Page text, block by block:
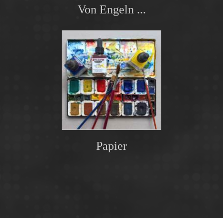
Von Engeln ...
Papier